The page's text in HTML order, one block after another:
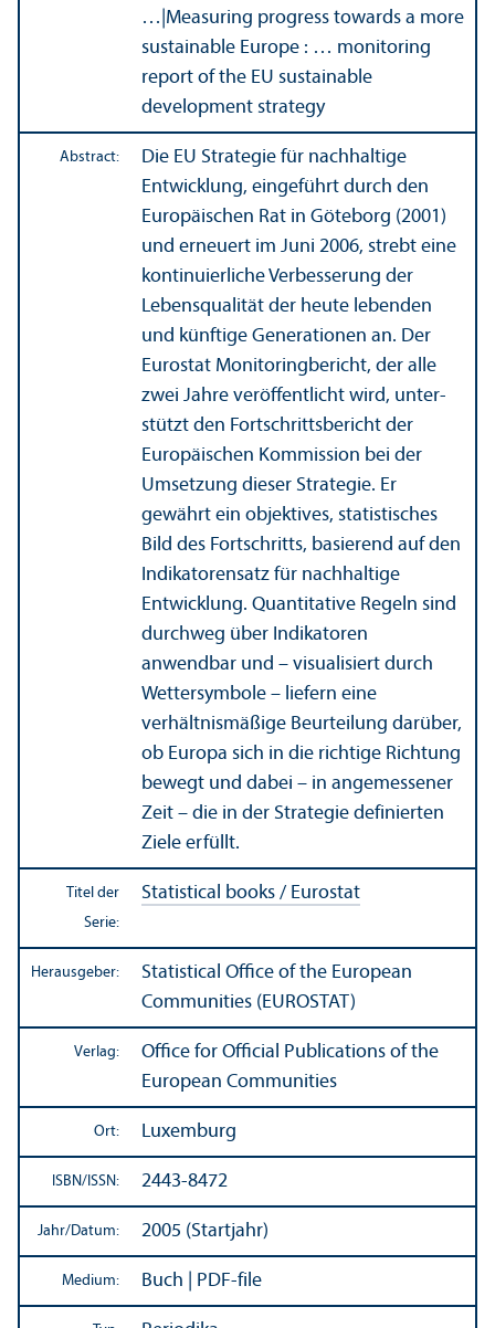
… Measuring progress towards a more
sustainable Europe : … monitoring
report of the EU sustainable
development strategy
Abstract:
Die EU Strategie für nachhaltige
Entwicklung, eingeführt durch den
Europäischen Rat in Göteborg (2001)
und erneuert im Juni 2006, strebt eine
kontinuierliche Verbesserung der
Lebens­qualität der heute lebenden
und künftige Generationen an. Der
Eurostat Monitoringbericht, der alle
zwei Jahre veröffentlicht wird, unter­
stützt den Fortschrittsbericht der
Europäischen Kommission bei der
Umsetzung dieser Strategie. Er
gewährt ein objektives, statistisches
Bild des Fortschritts, basierend auf den
Indikatorensatz für nachhaltige
Entwicklung. Quanti­tative Regeln sind
durchweg über Indikatoren
anwendbar und – visualisiert durch
Wettersymbole – liefern eine
verhältnismäßige Beurteilung darüber,
ob Europa sich in die richtige Richtung
bewegt und dabei – in angemessener
Zeit – die in der Strategie definierten
Ziele erfüllt.
Titel der
Serie:
Statistical books / Eurostat
Herausgeber:
Statistical Office of the European
Communities (EUROSTAT)
Verlag:
Office for Official Publications of the
European Communities
Ort: Luxemburg
ISBN/ ISSN: 2443-8472
Jahr/Datum: 2005 (Startjahr)
Medium: Buch | PDF-file